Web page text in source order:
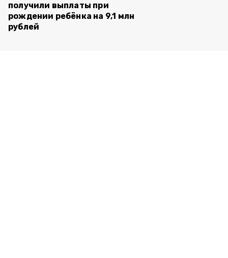
получили выплаты при
рождении ребёнка на 9,1 млн
рублей